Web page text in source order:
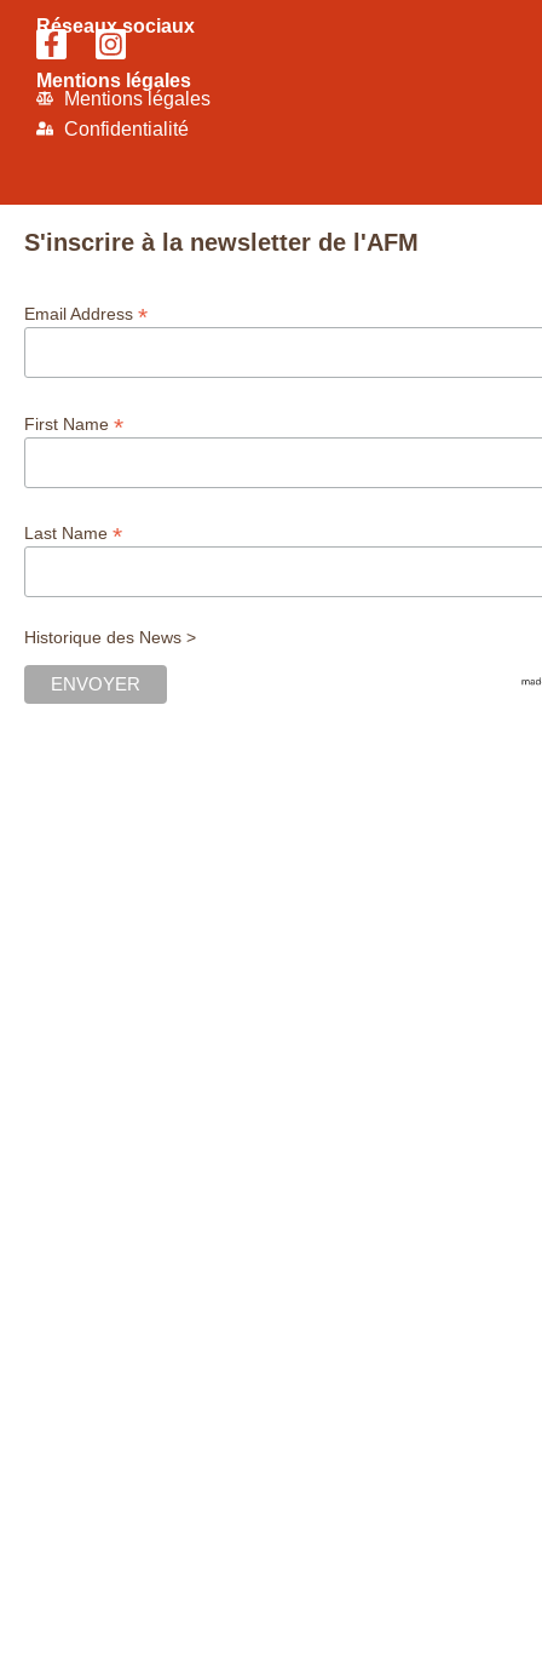
Réseaux sociaux
Mentions légales
Mentions légales
Confidentialité
S'inscrire à la newsletter de l'AFM
Email Address *
First Name *
Last Name *
Historique des News >